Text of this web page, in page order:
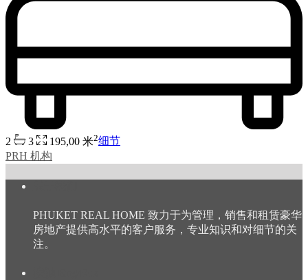
2 3 195,00 米2细节
PRH 机构
PHUKET REAL HOME 致力于为管理，销售和租赁豪华
房地产提供高水平的客户服务，专业知识和对细节的关
注。